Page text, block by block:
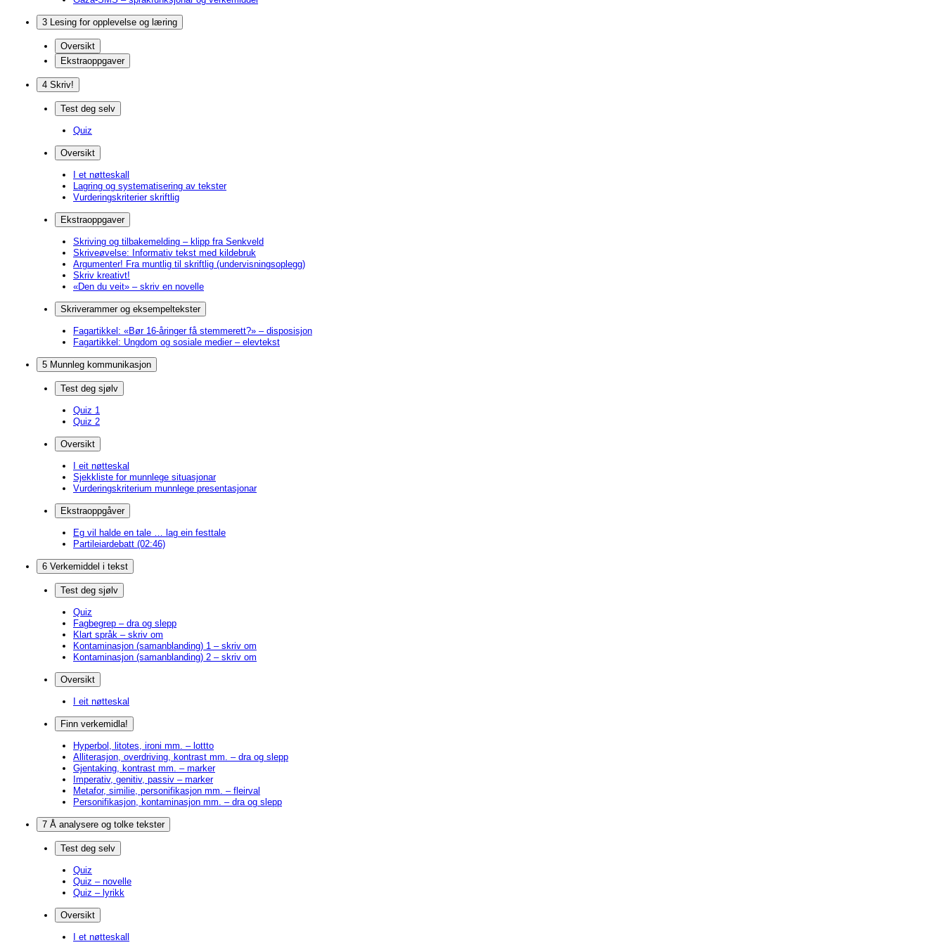
3 Lesing for opplevelse og læring
Oversikt
Ekstraoppgaver
4 Skriv!
Test deg selv
Quiz
Oversikt
I et nøtteskall
Lagring og systematisering av tekster
Vurderingskriterier skriftlig
Ekstraoppgaver
Skriving og tilbakemelding – klipp fra Senkveld
Skriveøvelse: Informativ tekst med kildebruk
Argumenter! Fra muntlig til skriftlig (undervisningsoplegg)
Skriv kreativt!
«Den du veit» – skriv en novelle
Skriverammer og eksempeltekster
Fagartikkel: «Bør 16-åringer få stemmerett?» – disposisjon
Fagartikkel: Ungdom og sosiale medier – elevtekst
5 Munnleg kommunikasjon
Test deg sjølv
Quiz 1
Quiz 2
Oversikt
I eit nøtteskal
Sjekkliste for munnlege situasjonar
Vurderingskriterium munnlege presentasjonar
Ekstraoppgåver
Eg vil halde en tale … lag ein festtale
Partileiardebatt (02:46)
6 Verkemiddel i tekst
Test deg sjølv
Quiz
Fagbegrep – dra og slepp
Klart språk – skriv om
Kontaminasjon (samanblanding) 1 – skriv om
Kontaminasjon (samanblanding) 2 – skriv om
Oversikt
I eit nøtteskal
Finn verkemidla!
Hyperbol, litotes, ironi mm. – lottto
Alliterasjon, overdriving, kontrast mm. – dra og slepp
Gjentaking, kontrast mm. – marker
Imperativ, genitiv, passiv – marker
Metafor, similie, personifikasjon mm. – fleirval
Personifikasjon, kontaminasjon mm. – dra og slepp
7 Å analysere og tolke tekster
Test deg selv
Quiz
Quiz – novelle
Quiz – lyrikk
Oversikt
I et nøtteskall